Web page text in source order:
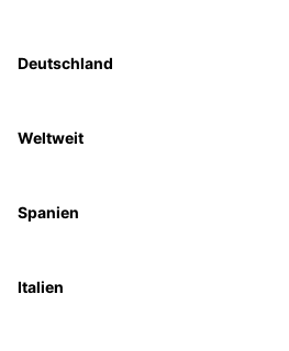
Deutschland
Weltweit
Spanien
Italien